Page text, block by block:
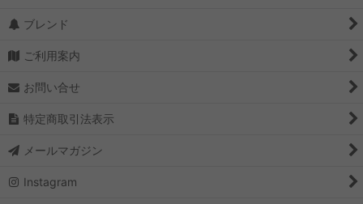
ブレンド
ご利用案内
お問い合せ
特定商取引法表示
メールマガジン
Instagram